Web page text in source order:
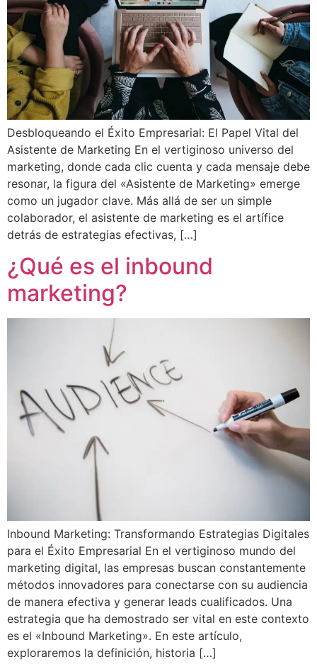
Desbloqueando el Éxito Empresarial: El Papel Vital del
Asistente de Marketing En el vertiginoso universo del
marketing, donde cada clic cuenta y cada mensaje debe
resonar, la figura del «Asistente de Marketing» emerge
como un jugador clave. Más allá de ser un simple
colaborador, el asistente de marketing es el artífice
detrás de estrategias efectivas, […]
¿Qué es el inbound
marketing?
Inbound Marketing: Transformando Estrategias Digitales
para el Éxito Empresarial En el vertiginoso mundo del
marketing digital, las empresas buscan constantemente
métodos innovadores para conectarse con su audiencia
de manera efectiva y generar leads cualificados. Una
estrategia que ha demostrado ser vital en este contexto
es el «Inbound Marketing». En este artículo,
exploraremos la definición, historia […]